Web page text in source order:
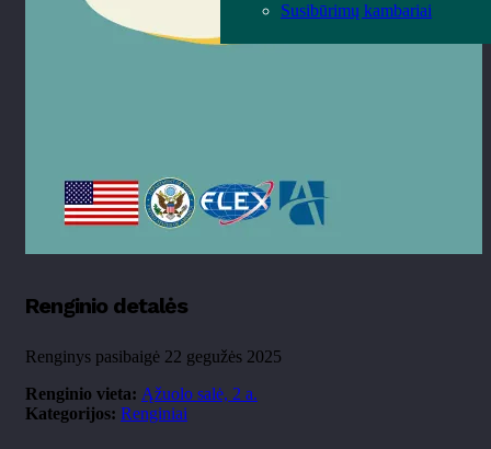
Susibūrimų kambariai
Renginio detalės
Renginys pasibaigė 22 gegužės 2025
Renginio vieta: Ąžuolo salė, 2 a.
Kategorijos: Renginiai